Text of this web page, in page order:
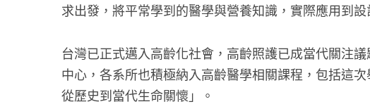
求出發，將平常學到的醫學與營養知識，實際應用到
台灣已正式邁入高齡化社會，高齡照護已成當代關注
中心，各系所也積極納入高齡醫學相關課程，包括這
從歷史到當代生命關懷」。